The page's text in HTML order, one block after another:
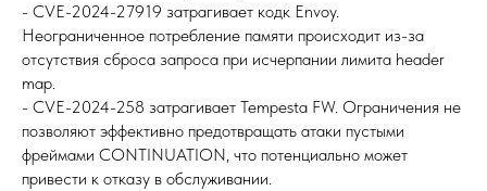
- CVE-2024-27919 затрагивает кодк Envoy.
Неограниченное потребление памяти происходит из-за
отсутствия сброса запроса при исчерпании лимита header
map.
- CVE-2024-258 затрагивает Tempesta FW. Ограничения не
позволяют эффективно предотвращать атаки пустыми
фреймами CONTINUATION, что потенциально может
привести к отказу в обслуживании.